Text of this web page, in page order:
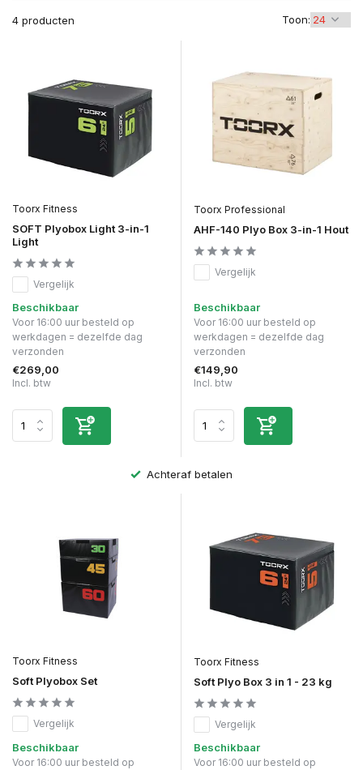
4 producten Toon:
Toorx Fitness
SOFT Plyobox Light 3-in-1
Light
Vergelijk
Beschikbaar
Voor 16:00 uur besteld op
werkdagen = dezelfde dag
verzonden
€269,00
Incl. btw
Toorx Professional
AHF-140 Plyo Box 3-in-1 Hout
Vergelijk
Beschikbaar
Voor 16:00 uur besteld op
werkdagen = dezelfde dag
verzonden
€149,90
Incl. btw
Achteraf betalen
Toorx Fitness
Soft Plyobox Set
Vergelijk
Beschikbaar
Voor 16:00 uur besteld op
Toorx Fitness
Soft Plyo Box 3 in 1 - 23 kg
Vergelijk
Beschikbaar
Voor 16:00 uur besteld op